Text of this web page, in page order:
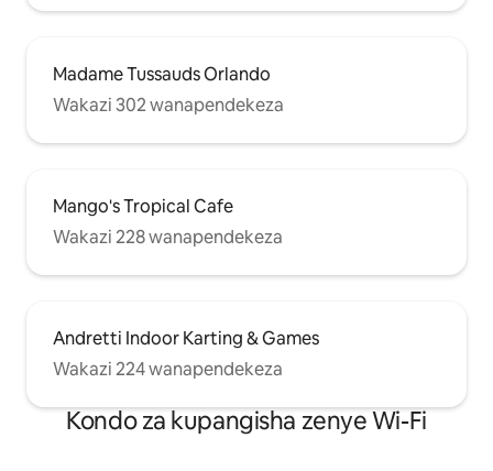
Madame Tussauds Orlando
Wakazi 302 wanapendekeza
Mango's Tropical Cafe
Wakazi 228 wanapendekeza
Andretti Indoor Karting & Games
Wakazi 224 wanapendekeza
Kondo za kupangisha zenye Wi-Fi